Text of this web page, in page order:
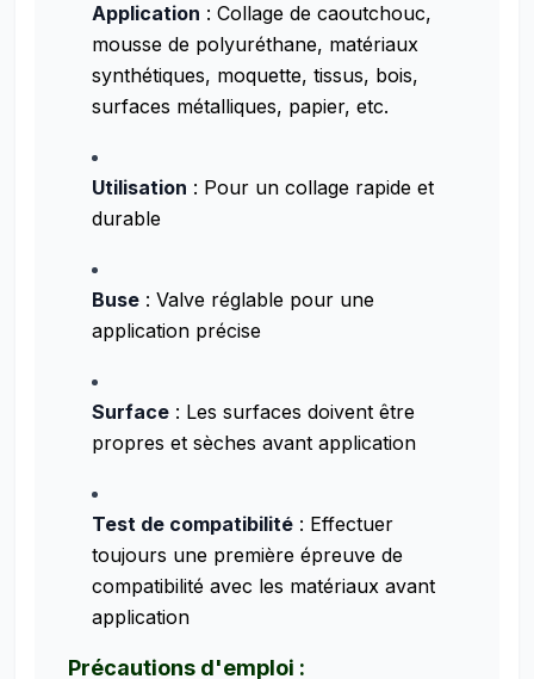
Application : Collage de caoutchouc,
mousse de polyuréthane, matériaux
synthétiques, moquette, tissus, bois,
surfaces métalliques, papier, etc.
Utilisation : Pour un collage rapide et
durable
Buse : Valve réglable pour une
application précise
Surface : Les surfaces doivent être
propres et sèches avant application
Test de compatibilité : Effectuer
toujours une première épreuve de
compatibilité avec les matériaux avant
application
Précautions d'emploi :